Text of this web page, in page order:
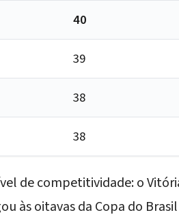
40
39
38
38
de competitividade: o
às oitavas da Copa do